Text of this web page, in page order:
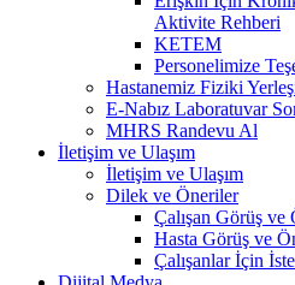
Aktivite Rehberi
KETEM
Personelimize
Hastanemiz Fiziki
E-Nabız Laboratuvar
MHRS Randevu Al
İletişim ve Ulaşım
İletişim ve Ulaşım
Dilek ve Öneriler
Çalışan Görüş ve
Hasta Görüş ve
Çalışanlar İçin